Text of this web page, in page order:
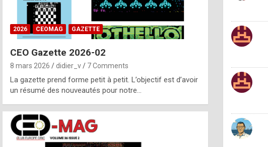
2026 CEOMAG GAZETTE
CEO Gazette 2026-02
8 mars 2026 didier_v 7 Comments
La gazette prend forme petit à petit. L’objectif est d’avoir
un résumé des nouveautés pour notre…